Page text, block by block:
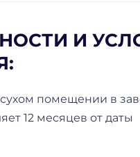
И
помещении в
12 месяцев от даты